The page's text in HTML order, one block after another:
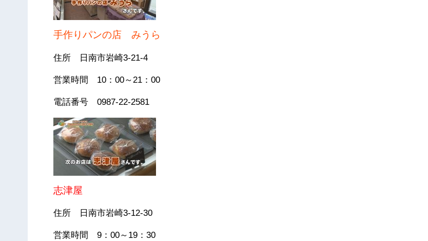
手作りパンの店 みうら
住所 日南市岩崎3-21-4
営業時間 10：00～21：00
電話番号 0987-22-2581
志津屋
住所 日南市岩崎3-12-30
営業時間 9：00～19：30